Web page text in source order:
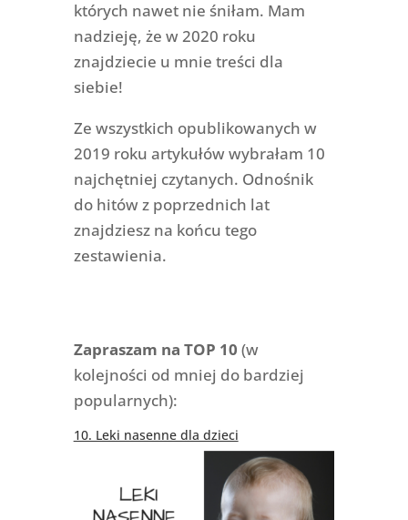
których nawet nie śniłam. Mam
nadzieję, że w 2020 roku
znajdziecie u mnie treści dla
siebie!
Ze wszystkich opublikowanych w
2019 roku artykułów wybrałam 10
najchętniej czytanych. Odnośnik
do hitów z poprzednich lat
znajdziesz na końcu tego
zestawienia.
Zapraszam na TOP 10 (w
kolejności od mniej do bardziej
popularnych):
10. Leki nasenne dla dzieci